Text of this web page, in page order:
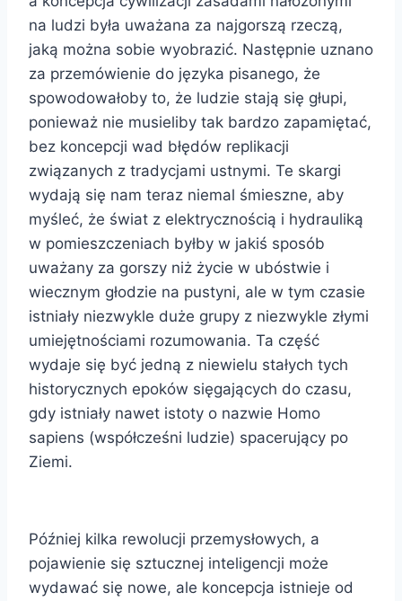
na ludzi była uważana za najgorszą rzeczą,
jaką można sobie wyobrazić. Następnie uznano
za przemówienie do języka pisanego, że
spowodowałoby to, że ludzie stają się głupi,
ponieważ nie musieliby tak bardzo zapamiętać,
bez koncepcji wad błędów replikacji
związanych z tradycjami ustnymi. Te skargi
wydają się nam teraz niemal śmieszne, aby
myśleć, że świat z elektrycznością i hydrauliką
w pomieszczeniach byłby w jakiś sposób
uważany za gorszy niż życie w ubóstwie i
wiecznym głodzie na pustyni, ale w tym czasie
istniały niezwykle duże grupy z niezwykle złymi
umiejętnościami rozumowania. Ta część
wydaje się być jedną z niewielu stałych tych
historycznych epoków sięgających do czasu,
gdy istniały nawet istoty o nazwie Homo
sapiens (współcześni ludzie) spacerujący po
Ziemi.
Później kilka rewolucji przemysłowych, a
pojawienie się sztucznej inteligencji może
wydawać się nowe, ale koncepcja istnieje od